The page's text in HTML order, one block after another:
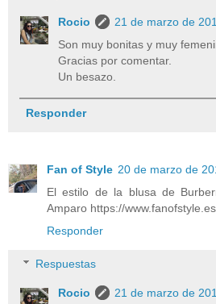
Rocio
21 de marzo de
Son muy bonitas y muy
Gracias por comentar.
Un besazo.
Responder
Fan of Style 20 de marzo de
El estilo de la blusa de
Amparo https://
Responder
Respuestas
Rocio
21 de marzo de